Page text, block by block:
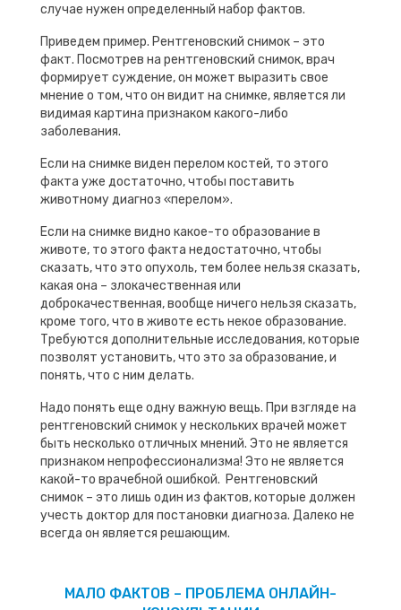
случае нужен определенный набор фактов.
Приведем пример. Рентгеновский снимок – это
факт. Посмотрев на рентгеновский снимок, врач
формирует суждение, он может выразить свое
мнение о том, что он видит на снимке, является ли
видимая картина признаком какого-либо
заболевания.
Если на снимке виден перелом костей, то этого
факта уже достаточно, чтобы поставить
животному диагноз «перелом».
Если на снимке видно какое-то образование в
животе, то этого факта недостаточно, чтобы
сказать, что это опухоль, тем более нельзя сказать,
какая она – злокачественная или
доброкачественная, вообще ничего нельзя сказать,
кроме того, что в животе есть некое образование.
Требуются дополнительные исследования, которые
позволят установить, что это за образование, и
понять, что с ним делать.
Надо понять еще одну важную вещь. При взгляде на
рентгеновский снимок у нескольких врачей может
быть несколько отличных мнений. Это не является
признаком непрофессионализма! Это не является
какой-то врачебной ошибкой. Рентгеновский
снимок – это лишь один из фактов, которые должен
учесть доктор для постановки диагноза. Далеко не
всегда он является решающим.
МАЛО ФАКТОВ – ПРОБЛЕМА ОНЛАЙН-